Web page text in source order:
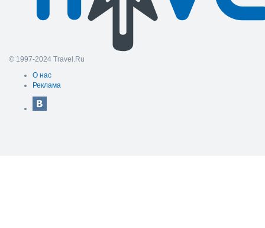
© 1997-2024 Travel.Ru
О нас
Реклама